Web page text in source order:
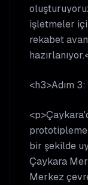
işletmeler
rekabet
<h3>Adım
bir şekilde
Çaykara
Merkez